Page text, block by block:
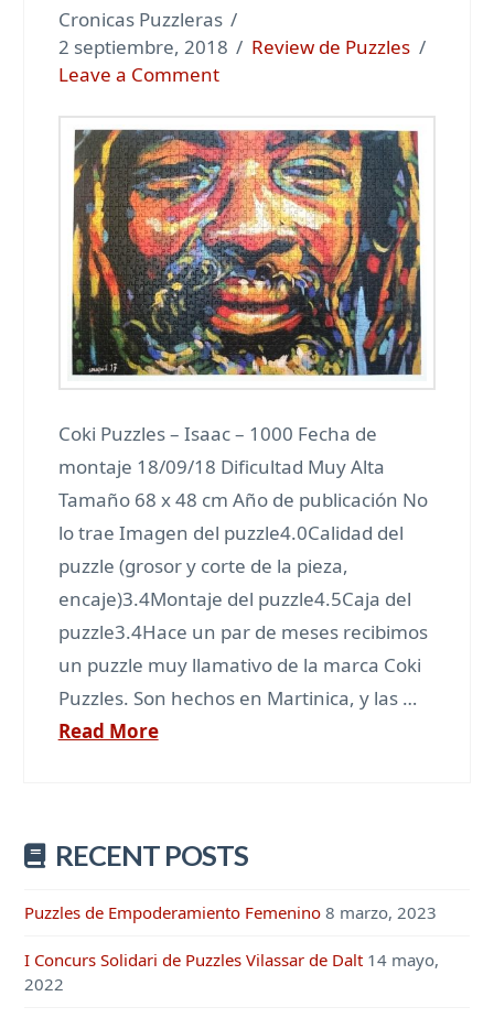
Cronicas Puzzleras
2 septiembre, 2018
Review de Puzzles
Leave a Comment
Coki Puzzles – Isaac – 1000 Fecha de
montaje 18/09/18 Dificultad Muy Alta
Tamaño 68 x 48 cm Año de publicación No
lo trae Imagen del puzzle4.0Calidad del
puzzle (grosor y corte de la pieza,
encaje)3.4Montaje del puzzle4.5Caja del
puzzle3.4Hace un par de meses recibimos
un puzzle muy llamativo de la marca Coki
Puzzles. Son hechos en Martinica, y las …
Read More
RECENT POSTS
Puzzles de Empoderamiento Femenino 8 marzo, 2023
I Concurs Solidari de Puzzles Vilassar de Dalt 14 mayo,
2022